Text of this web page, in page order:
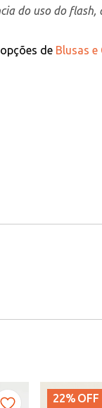
do uso do flash,
de Blusas
22% OFF